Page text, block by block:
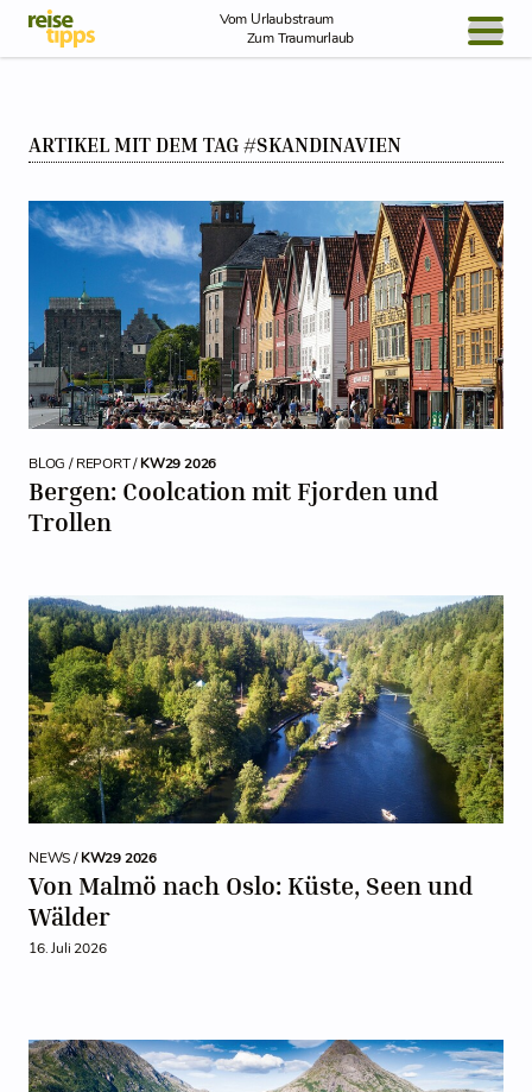
Skip to Content
Vom Urlaubstraum
Zum Traumurlaub
NEWS
ARTIKEL MIT DEM TAG #SKANDINAVIEN
BLOG / REPORT /KW29 2026
Bergen: Coolcation mit Fjorden und
Trollen
NEWS /KW29 2026
Von Malmö nach Oslo: Küste, Seen und
Wälder
16. Juli 2026